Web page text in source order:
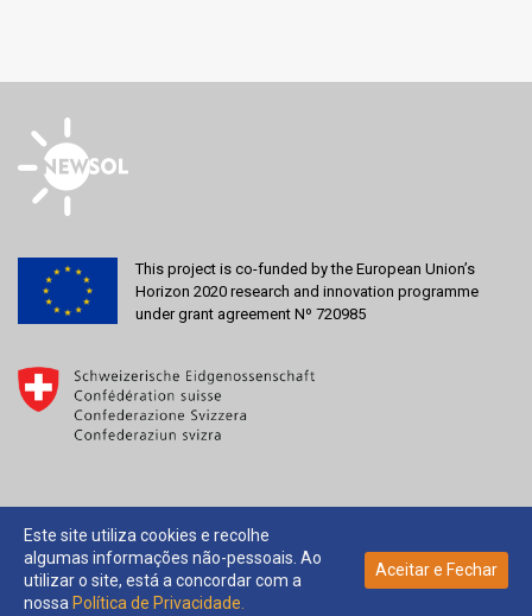
This project is co-funded by the European Union’s
Horizon 2020 research and innovation programme
under grant agreement Nº 720985
2026 © NEWSOL |
Design by Magnésio
Este site utiliza cookies e recolhe
algumas informações não-pessoais. Ao
utilizar o site, está a concordar com a
nossa Política de Privacidade.
Aceitar e Fechar